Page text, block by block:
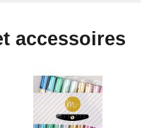
accessoires